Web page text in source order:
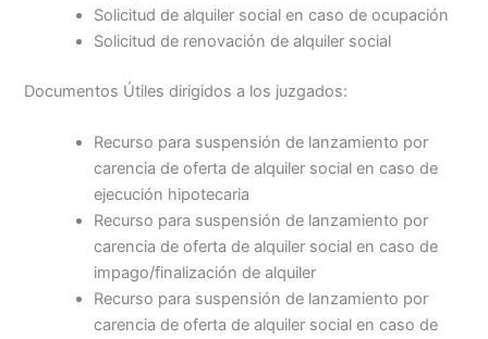
Solicitud de alquiler social en caso de ocupación
Solicitud de renovación de alquiler social
Documentos Útiles dirigidos a los juzgados:
Recurso para suspensión de lanzamiento por
carencia de oferta de alquiler social en caso de
ejecución hipotecaria
Recurso para suspensión de lanzamiento por
carencia de oferta de alquiler social en caso de
impago/finalización de alquiler
Recurso para suspensión de lanzamiento por
carencia de oferta de alquiler social en caso de